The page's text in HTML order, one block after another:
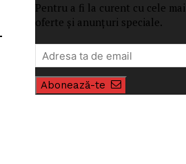
Pentru a fi la curent cu cele
oferte și anunțuri speciale.
Abonează-te